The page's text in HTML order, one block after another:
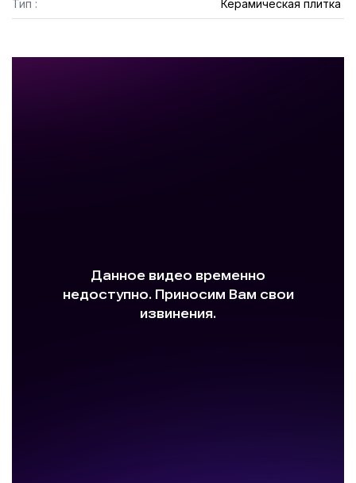
Тип : Керамическая плитка